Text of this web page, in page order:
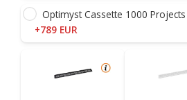
Optimyst Cassette 1000
+789 EUR